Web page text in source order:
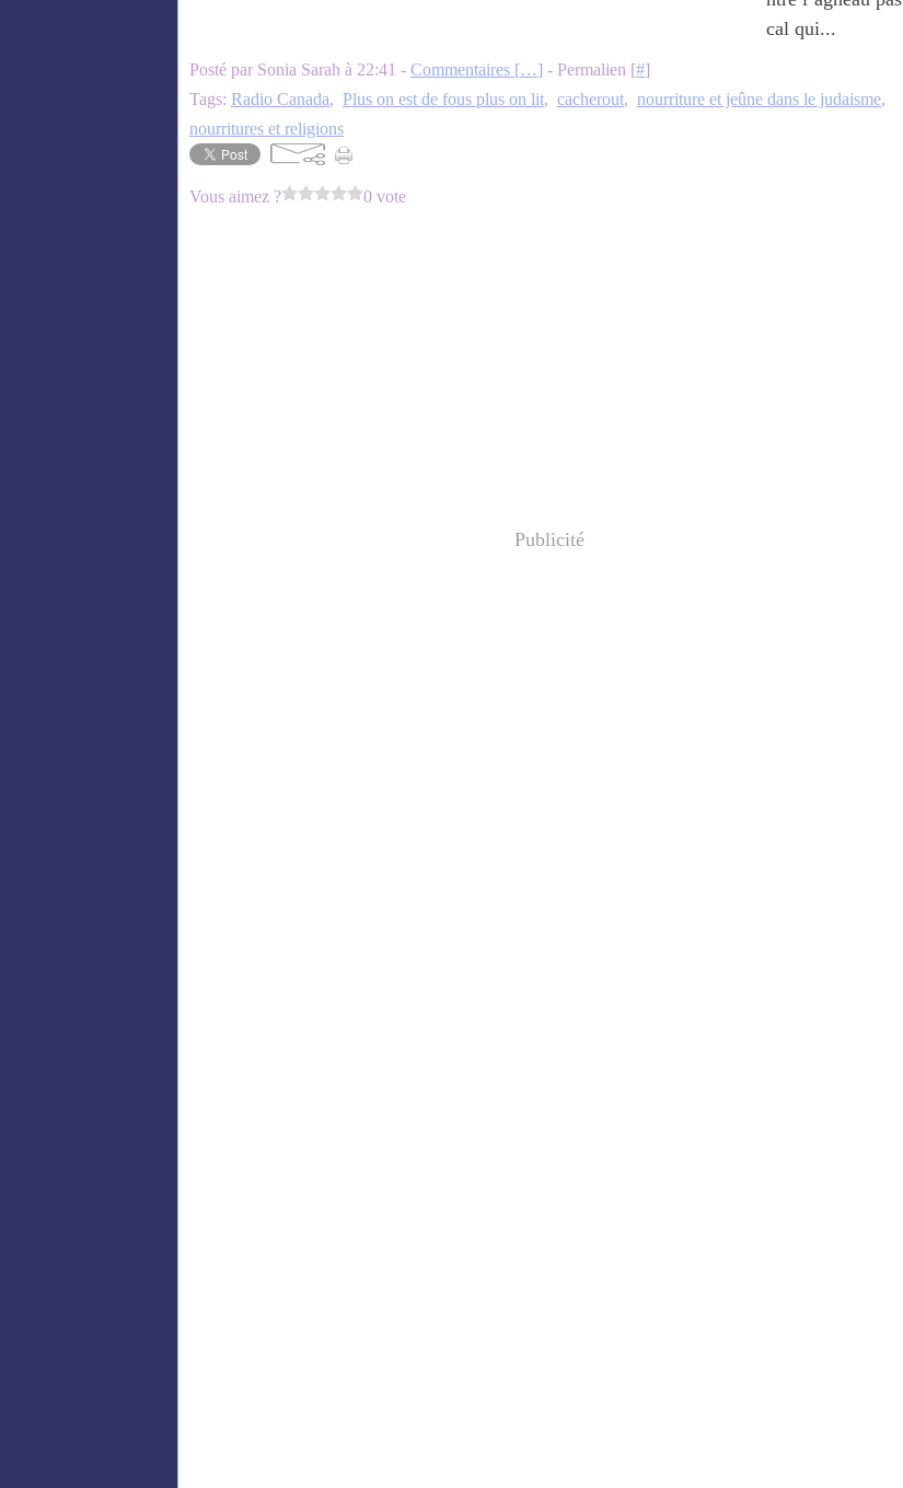
cal qui...
Posté par Sonia Sarah à 22:41 - Commentaires […] - Permalien [#]
Tags: Radio Canada, Plus on est de fous plus on lit, cacherout, nourriture et jeûne dans le judaisme,
nourritures et religions
Vous aimez ? 0 vote
Publicité